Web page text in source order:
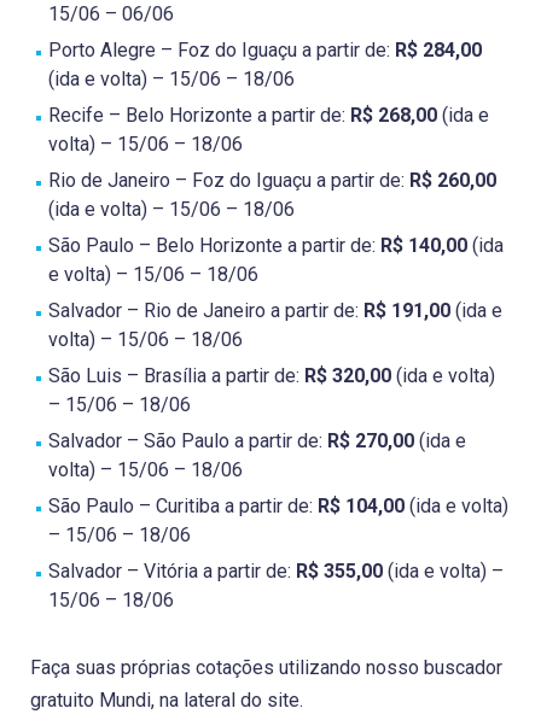
15/06 – 06/06
Porto Alegre – Foz do Iguaçu a partir de: R$ 284,00
(ida e volta) – 15/06 – 18/06
Recife – Belo Horizonte a partir de: R$ 268,00 (ida e
volta) – 15/06 – 18/06
Rio de Janeiro – Foz do Iguaçu a partir de: R$ 260,00
(ida e volta) – 15/06 – 18/06
São Paulo – Belo Horizonte a partir de: R$ 140,00 (ida
e volta) – 15/06 – 18/06
Salvador – Rio de Janeiro a partir de: R$ 191,00 (ida e
volta) – 15/06 – 18/06
São Luis – Brasília a partir de: R$ 320,00 (ida e volta)
– 15/06 – 18/06
Salvador – São Paulo a partir de: R$ 270,00 (ida e
volta) – 15/06 – 18/06
São Paulo – Curitiba a partir de: R$ 104,00 (ida e volta)
– 15/06 – 18/06
Salvador – Vitória a partir de: R$ 355,00 (ida e volta) –
15/06 – 18/06
Faça suas próprias cotações utilizando nosso buscador
gratuito Mundi, na lateral do site.